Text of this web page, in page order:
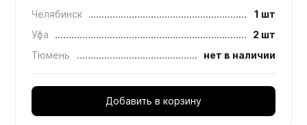
Челябинск
1 шт
Уфа
2 шт
Тюмень
нет в наличии
Добавить в корзину